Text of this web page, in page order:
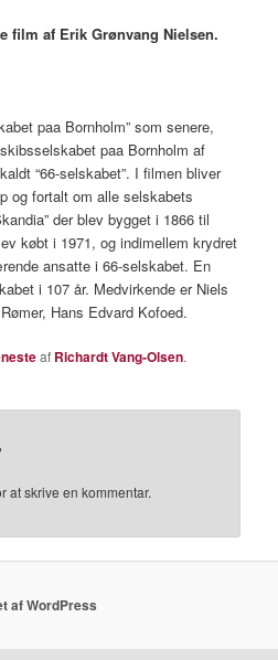
film af Erik Grønvang Nielsen.
paa Bornholm” som senere,
paa Bornholm af
“66-selskabet”. I filmen bliver
og fortalt om alle selskabets
der blev bygget i 1866 til
købt i 1971, og indimellem krydret
ansatte i 66-selskabet. En
i 107 år. Medvirkende er Niels
Hans Edvard Kofoed.
af Richardt Vang-Olsen.
at skrive en kommentar.
af WordPress